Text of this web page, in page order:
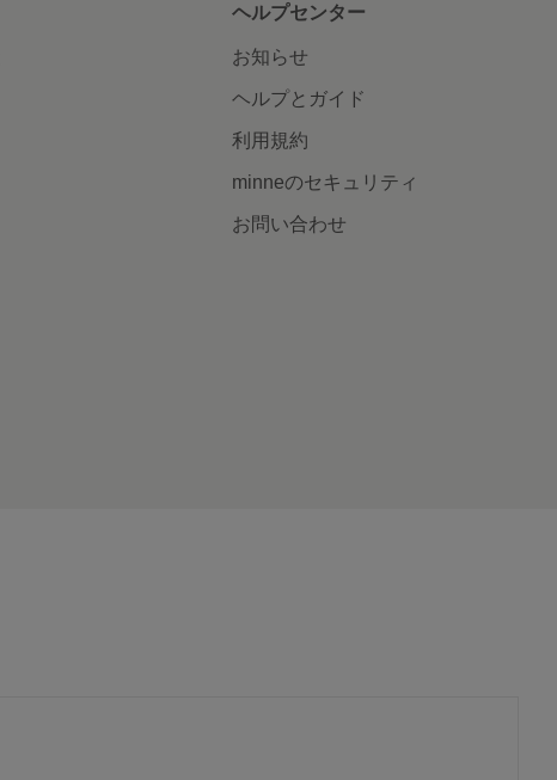
ヘルプセンター
お知らせ
ヘルプとガイド
利用規約
minneのセキュリティ
お問い合わせ